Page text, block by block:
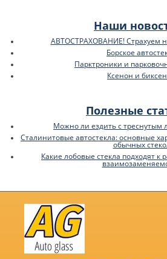
Наши
АВТОСТРАХОВАНИЕ! Страхуем
Борское
Парктроники и
Ксенон и
Полезные
Можно ли ездить с треснутым
Сталинитовые автостекла: основные
обычных
Какие лобовые стекла подходят к